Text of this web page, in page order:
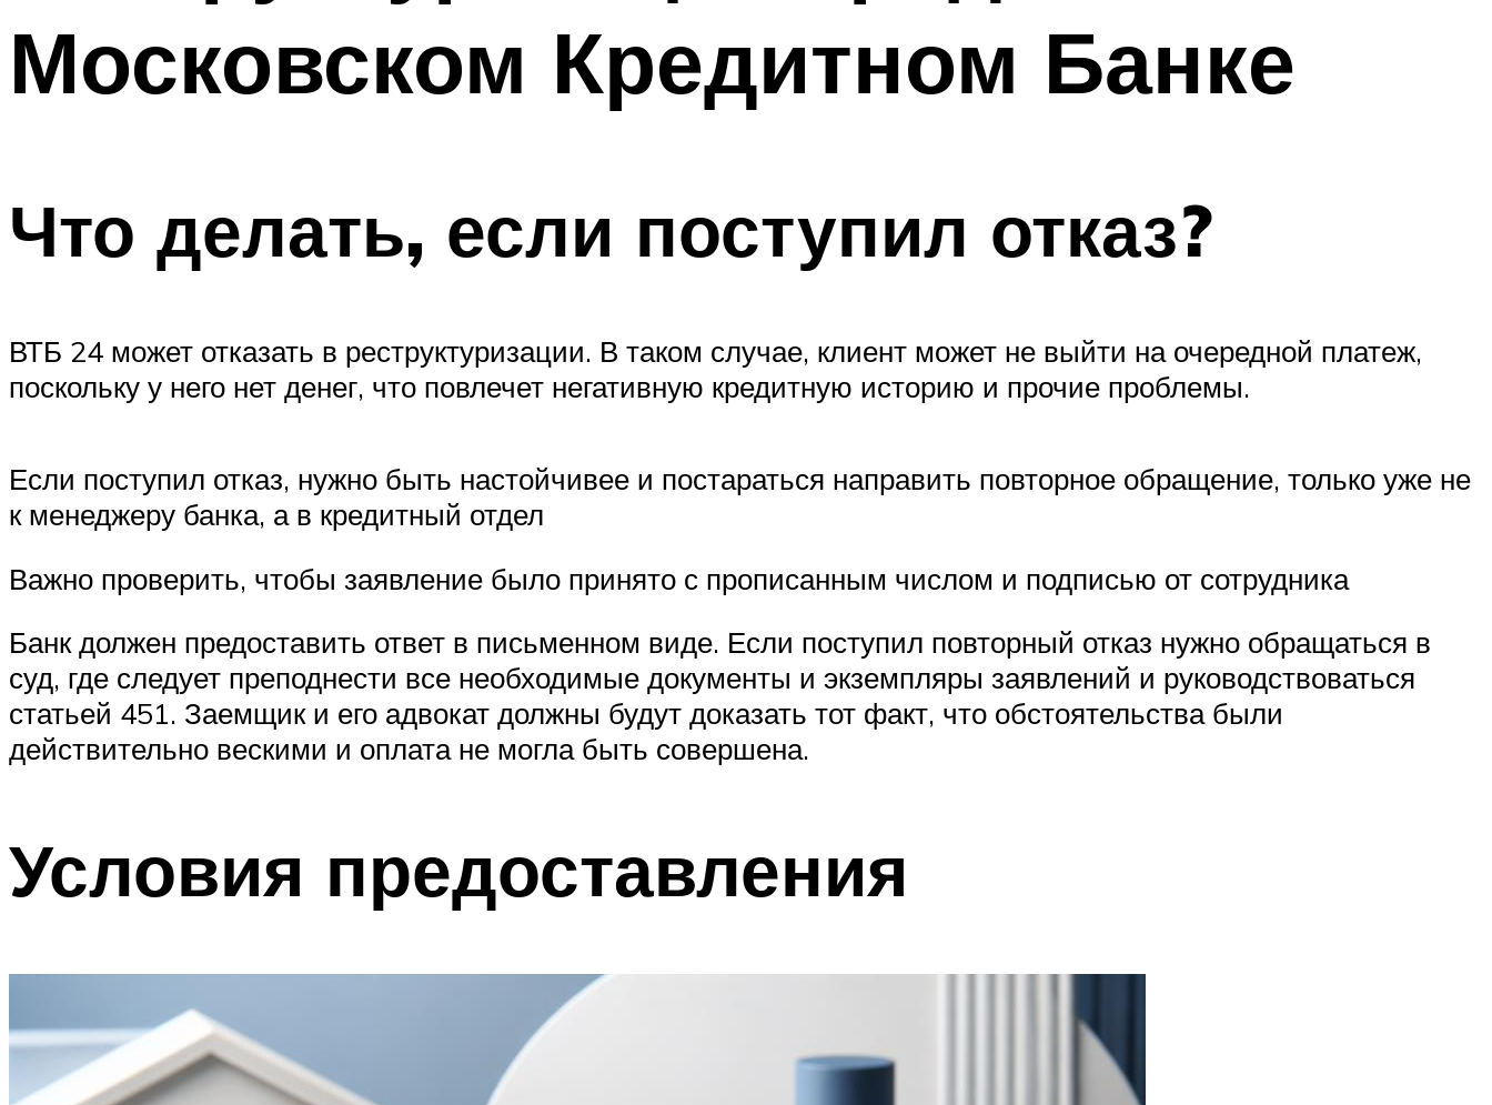
Московском Кредитном Банке
Что делать, если поступил отказ?
ВТБ 24 может отказать в реструктуризации. В таком случае, клиент может не выйти на очередной платеж,
поскольку у него нет денег, что повлечет негативную кредитную историю и прочие проблемы.
Если поступил отказ, нужно быть настойчивее и постараться направить повторное обращение, только уже не
к менеджеру банка, а в кредитный отдел
Важно проверить, чтобы заявление было принято с прописанным числом и подписью от сотрудника
Банк должен предоставить ответ в письменном виде. Если поступил повторный отказ нужно обращаться в
суд, где следует преподнести все необходимые документы и экземпляры заявлений и руководствоваться
статьей 451. Заемщик и его адвокат должны будут доказать тот факт, что обстоятельства были
действительно вескими и оплата не могла быть совершена.
Условия предоставления